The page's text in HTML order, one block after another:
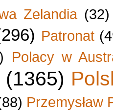
Zelandia (32)
Patronat
Polacy w
(1365)
Przemysław